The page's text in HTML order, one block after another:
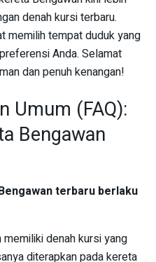
denah kursi terbaru.
memilih tempat duduk yang
Anda. Selamat
dan penuh kenangan!
Umum (FAQ):
Bengawan
terbaru berlaku
denah kursi yang
diterapkan pada kereta